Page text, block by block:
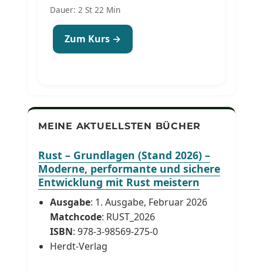
Dauer: 2 St 22 Min
Zum Kurs →
MEINE AKTUELLSTEN BÜCHER
Rust – Grundlagen (Stand 2026) –
Moderne, performante und sichere
Entwicklung mit Rust meistern
Ausgabe: 1. Ausgabe, Februar 2026
Matchcode: RUST_2026
ISBN: 978-3-98569-275-0
Herdt-Verlag